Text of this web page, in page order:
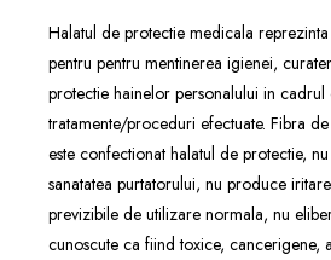
Halatul de protectie medicala
pentru pentru mentinerea igienei,
protectie hainelor personalului in cadrul
tratamente/proceduri efectuate. Fibra
este confectionat halatul de protectie,
sanatatea purtatorului, nu produce
previzibile de utilizare normala, nu
cunoscute ca fiind toxice, cancerigene,